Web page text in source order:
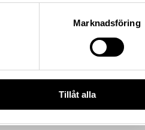
Marknadsföring
Tillåt alla